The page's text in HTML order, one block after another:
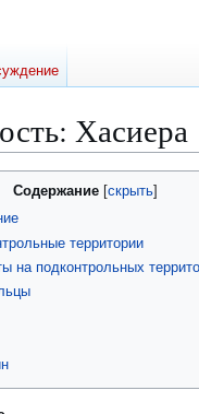
Хасиера
Содержание
территории
на подконтрольных